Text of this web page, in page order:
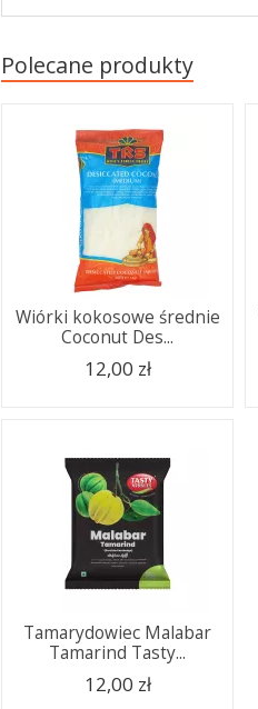
Polecane produkty
Wiórki kokosowe średnie
Coconut Des...
12,00 zł
Tamarydowiec Malabar
Tamarind Tasty...
12,00 zł